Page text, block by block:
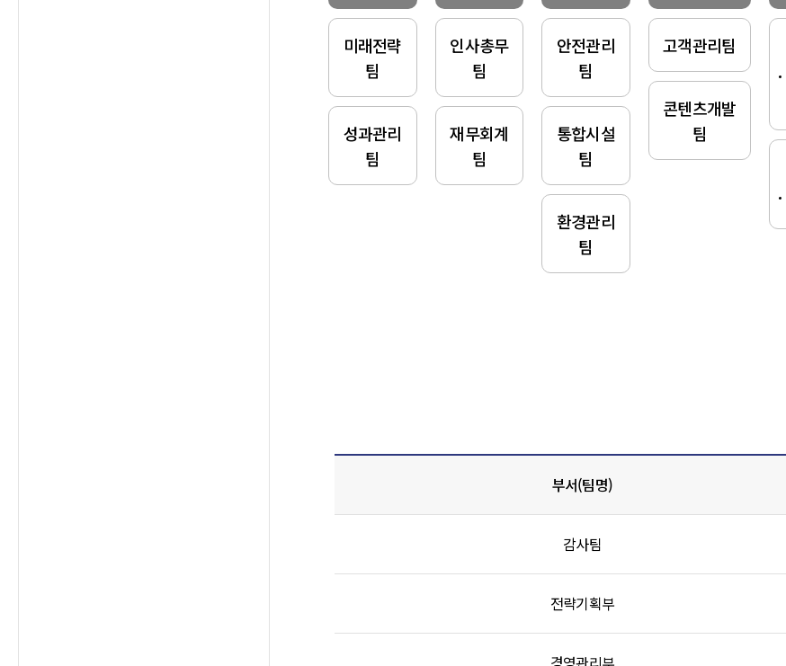
미래전략
팀
성과관리
팀
인사총무
팀
재무회계
팀
안전관리
팀
통합시설
팀
환경관리
팀
고객관리팀
콘텐츠개발
팀
부서(팀명)
감사팀
전략기획부